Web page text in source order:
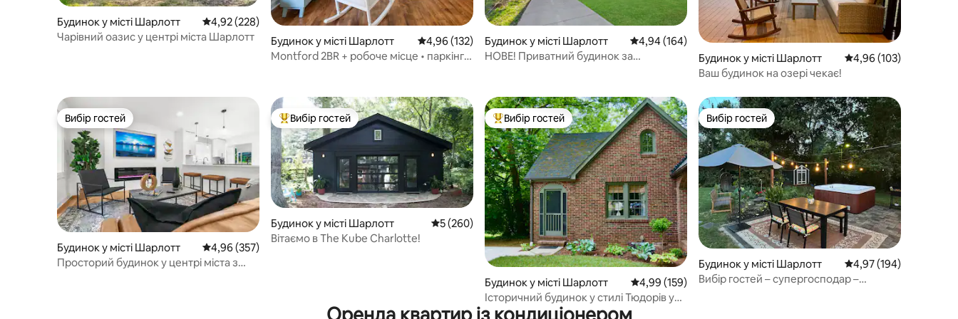
Будинок у місті Шарлотт Середня оцінка: 4,92 з 5, відгуки: 228
4,92 (228)
Чарівний оазис у центрі міста Шарлотт
Будинок у місті Шарлотт Середня оцінка: 4,96 з 5, відгуки: 132
4,96 (132)
Montford 2BR + робоче місце • паркінг •
Будинок у місті Шарлотт Середня оцінка: 4,94 з 5, відгуки: 164
4,94 (164)
НОВЕ! Приватний будинок за
Будинок у місті Шарлотт Середня оцінка: 4,96
4,96 (103)
Ваш будинок на озері чекає!
Вибір гостей
Вибір гостей
Будинок у місті Шарлотт Середня оцінка: 4,96 з 5, відгуки: 357
4,96 (357)
Просторий будинок у центрі міста з
Топ вибір гостей
Вибір гостей
Будинок у місті Шарлотт Середня оцінка: 5 з 5, відгуки: 260
5 (260)
Вітаємо в The Kube Charlotte!
Топ вибір гостей
Вибір гостей
Будинок у місті Шарлотт Середня оцінка: 4,99 з 5, відгуки: 159
4,99 (159)
Історичний будинок у стилі Тюдорів у
Ділворті | Усюди можна дійти пішки
Вибір гостей
Вибір гостей
Будинок у місті Шарлотт Середня оцінка: 4,97
4,97 (194)
Вибір гостей – супергосподар –